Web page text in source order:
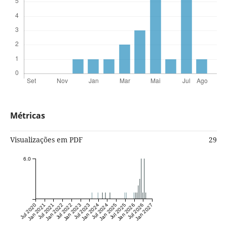
Métricas
Visualizações em PDF 29
Jul 2020
Jan 2021Jul 2021
Jan 2022Jul 2022
Jan 2023Jul 2023
Jan 2024Jul 2024
Jan 2025Jul 2025
Jan 2026Jul 2026
Jan 2027
6.0